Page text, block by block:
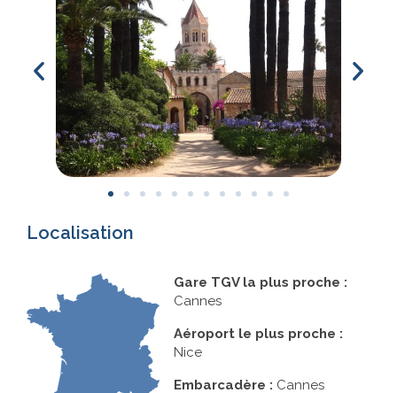
Localisation
Gare TGV la plus proche :
Cannes
Aéroport le plus proche :
Nice
Embarcadère : Cannes